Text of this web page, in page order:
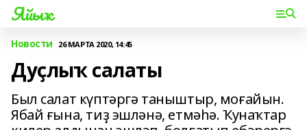
Яйыҡ
Новости 26 МАРТА 2020, 14:45
Дуҫлыҡ салаты
Был салат күптәргә таныштыр, моғайын.
Ябай ғына, тиҙ эшләнә, етмәһә. Ҡунаҡтар